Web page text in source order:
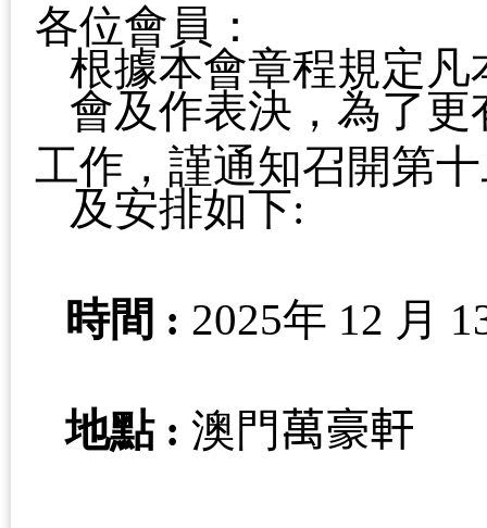
各位會員：
根據本會章程規定
會及作表決，為了
工作，謹通知召開第
及安排如下:
時間 : 2025年 12 月
地點: 澳門萬豪軒